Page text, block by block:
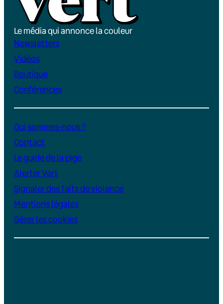
Le média qui annonce la couleur
Newsletters
Vidéos
Boutique
Conférences
Qui sommes-nous ?
Contact
Le guide de la pige
Alerter Vert
Signaler des faits de violence
Mentions légales
Gérer les cookies